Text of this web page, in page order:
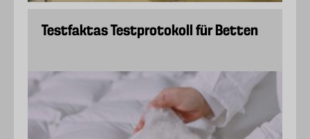
Testfaktas Testprotokoll für Betten